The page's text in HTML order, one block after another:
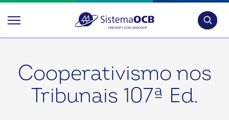
Cooperativismo nos
Tribunais 107ª Ed.